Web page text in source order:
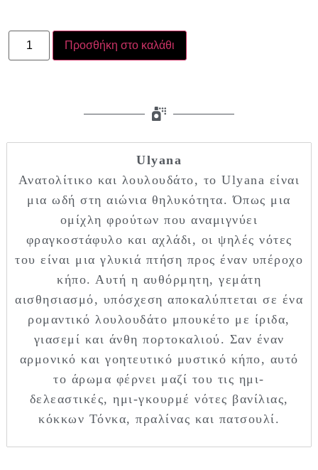
Προσθήκη στο καλάθι
Ulyana
Ανατολίτικο και λουλουδάτο, το Ulyana είναι
μια ωδή στη αιώνια θηλυκότητα. Όπως μια
ομίχλη φρούτων που αναμιγνύει
φραγκοστάφυλο και αχλάδι, οι ψηλές νότες
του είναι μια γλυκιά πτήση προς έναν υπέροχο
κήπο. Αυτή η αυθόρμητη, γεμάτη
αισθησιασμό, υπόσχεση αποκαλύπτεται σε ένα
ρομαντικό λουλουδάτο μπουκέτο με ίριδα,
γιασεμί και άνθη πορτοκαλιού. Σαν έναν
αρμονικό και γοητευτικό μυστικό κήπο, αυτό
το άρωμα φέρνει μαζί του τις ημι-
δελεαστικές, ημι-γκουρμέ νότες βανίλιας,
κόκκων Τόνκα, πραλίνας και πατσουλί.